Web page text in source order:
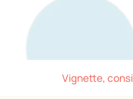
Vignette,